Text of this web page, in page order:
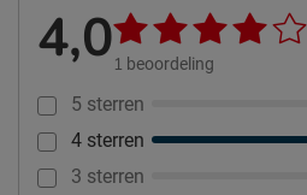
4,01 beoordeling
5 sterren
4 sterren
3 sterren